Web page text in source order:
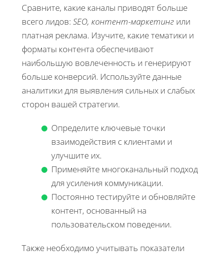
Сравните, какие каналы приводят больше
всего лидов: SEO, контент-маркетинг или
платная реклама. Изучите, какие тематики и
форматы контента обеспечивают
наибольшую вовлеченность и генерируют
больше конверсий. Используйте данные
аналитики для выявления сильных и слабых
сторон вашей стратегии.
Определите ключевые точки
взаимодействия с клиентами и
улучшите их.
Применяйте многоканальный подход
для усиления коммуникации.
Постоянно тестируйте и обновляйте
контент, основанный на
пользовательском поведении.
Также необходимо учитывать показатели